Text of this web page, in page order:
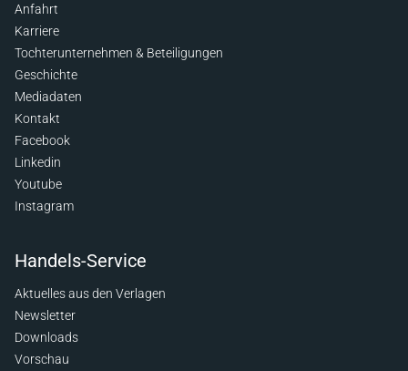
Anfahrt
Karriere
Tochterunternehmen & Beteiligungen
Geschichte
Mediadaten
Kontakt
Facebook
Linkedin
Youtube
Instagram
Handels-Service
Aktuelles aus den Verlagen
Newsletter
Downloads
Vorschau